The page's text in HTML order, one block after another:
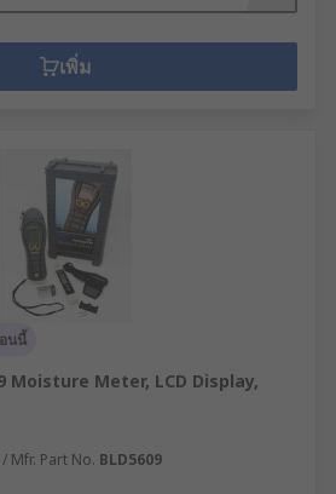
เพิ่ม
นนี้
Moisture Meter, LCD Display,
Mfr. Part No. BLD5609